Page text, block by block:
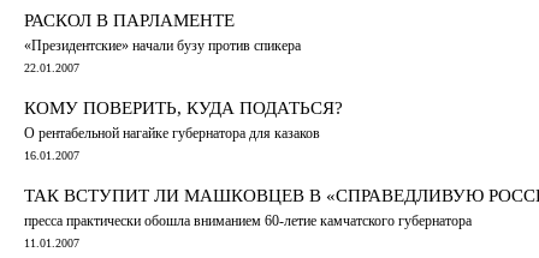
РАСКОЛ В ПАРЛАМЕНТЕ
«Президентские» начали бузу против спикера
22.01.2007
КОМУ ПОВЕРИТЬ, КУДА ПОДАТЬСЯ?
О рентабельной нагайке губернатора для казаков
16.01.2007
ТАК ВСТУПИТ ЛИ МАШКОВЦЕВ В «СПРАВЕДЛИВУЮ
пресса практически обошла вниманием 60-летие камчатского губернатора
11.01.2007